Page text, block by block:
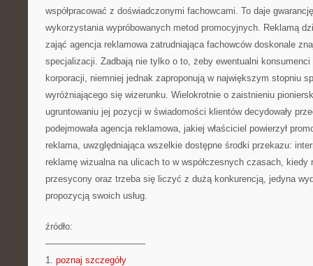
współpracować z doświadczonymi fachowcami. To daje
wykorzystania wypróbowanych metod promocyjnych. Reklamą
zająć agencja reklamowa zatrudniająca fachowców doskonale
specjalizacji. Zadbają nie tylko o to, żeby ewentualni
korporacji, niemniej jednak zaproponują w największym stopniu
wyróżniającego się wizerunku. Wielokrotnie o zaistnieniu
ugruntowaniu jej pozycji w świadomości klientów decydowały
podejmowała agencja reklamowa, jakiej właściciel powierzył
reklama, uwzględniająca wszelkie dostępne środki przekazu:
reklamę wizualna na ulicach to w współczesnych czasach,
przesycony oraz trzeba się liczyć z dużą konkurencją, jedyna
propozycją swoich usług.
źródło:
———————————
1. poznaj szczegóły